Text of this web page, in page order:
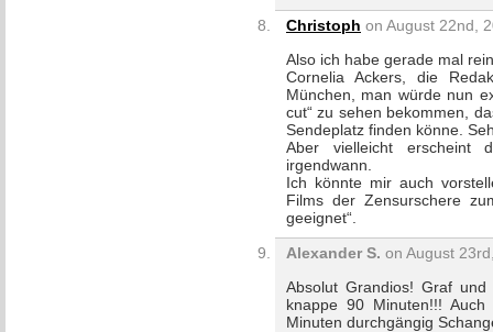
Christoph on August 22nd,
Also ich habe gerade mal
Cornelia Ackers, die
München, man würde nun
cut“ zu sehen bekommen,
Sendeplatz finden könne.
Aber vielleicht erscheint
irgendwann.
Ich könnte mir auch
Films der Zensurschere
geeignet“.
Alexander S. on August
Absolut Grandios! Graf
knappe 90 Minuten!!!
Minuten durchgängig